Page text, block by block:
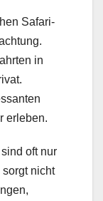
Safari-
in
erleben.
oft nur
nicht